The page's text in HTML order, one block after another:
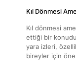
Kıl Dönmesi
Kıl dönmesi
ettiği bir
yara izleri,
bireyler için